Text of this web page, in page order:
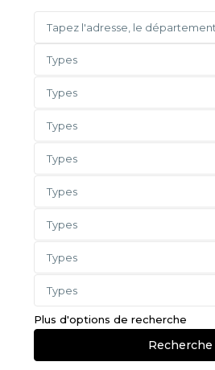
Types
Types
Types
Types
Types
Types
Types
Types
Plus d'options de recherche
Recherche